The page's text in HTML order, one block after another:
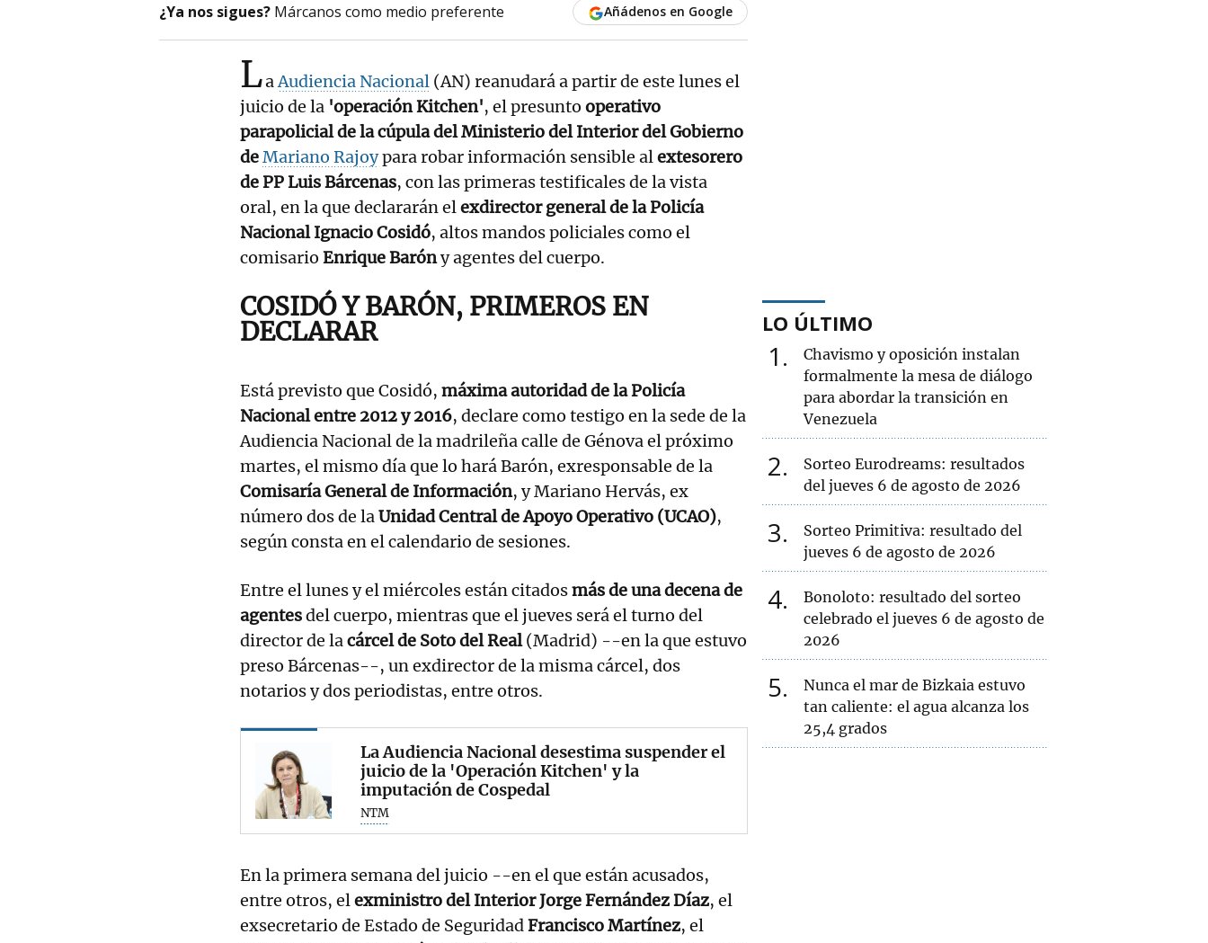
¿Ya nos sigues? Márcanos como medio preferente Añádenos en Google
LaAudiencia Nacional (AN) reanudará a partir de este lunes el
juicio de la 'operación Kitchen', el presunto operativo
parapolicial de la cúpula del Ministerio del Interior del Gobierno
deMariano Rajoypara robar información sensible alextesorero
de PP Luis Bárcenas, con las primeras testificales de la vista
oral, en la que declararán elexdirector general de la Policía
Nacional Ignacio Cosidó, altos mandos policiales como el
comisario Enrique Baróny agentes del cuerpo.
COSIDÓ Y BARÓN, PRIMEROS EN
DECLARAR
Está previsto que Cosidó, máxima autoridad de la Policía
Nacional entre 2012 y 2016, declare como testigo en la sede de la
Audiencia Nacional de la madrileña calle de Génova el próximo
martes, el mismo día que lo hará Barón, exresponsable de la
Comisaría General de Información, y Mariano Hervás, ex
número dos de laUnidad Central de Apoyo Operativo (UCAO),
según consta en el calendario de sesiones.
Entre el lunes y el miércoles están citadosmás de una decena de
agentesdel cuerpo, mientras que el jueves será el turno del
director de lacárcel de Soto del Real(Madrid) --en la que estuvo
preso Bárcenas--, un exdirector de la misma cárcel, dos
notarios y dos periodistas, entre otros.
La Audiencia Nacional desestima suspender el
juicio de la 'Operación Kitchen' y la
imputación de Cospedal
NTM
En la primera semana del juicio --en el que están acusados,
entre otros, elexministro del Interior Jorge Fernández Díaz, el
exsecretario de Estado de SeguridadFrancisco Martínez, el
LO ÚLTIMO
1
Chavismo y oposición instalan
formalmente la mesa de diálogo
para abordar la transición en
Venezuela
2
Sorteo Eurodreams: resultados
del jueves 6 de agosto de 2026
3
Sorteo Primitiva: resultado del
jueves 6 de agosto de 2026
4
Bonoloto: resultado del sorteo
celebrado el jueves 6 de agosto de
2026
5
Nunca el mar de Bizkaia estuvo
tan caliente: el agua alcanza los
25,4 grados